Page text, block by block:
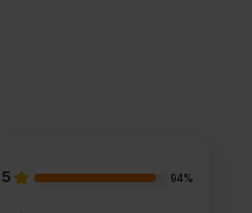
5 94%